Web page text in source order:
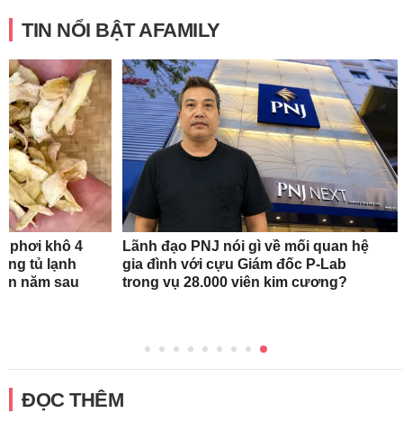
TIN NỔI BẬT AFAMILY
phơi khô 4
tủ lạnh
năm sau
Lãnh đạo PNJ nói gì về mối quan hệ
gia đình với cựu Giám đốc P-Lab
trong vụ 28.000 viên kim cương?
ĐỌC THÊM